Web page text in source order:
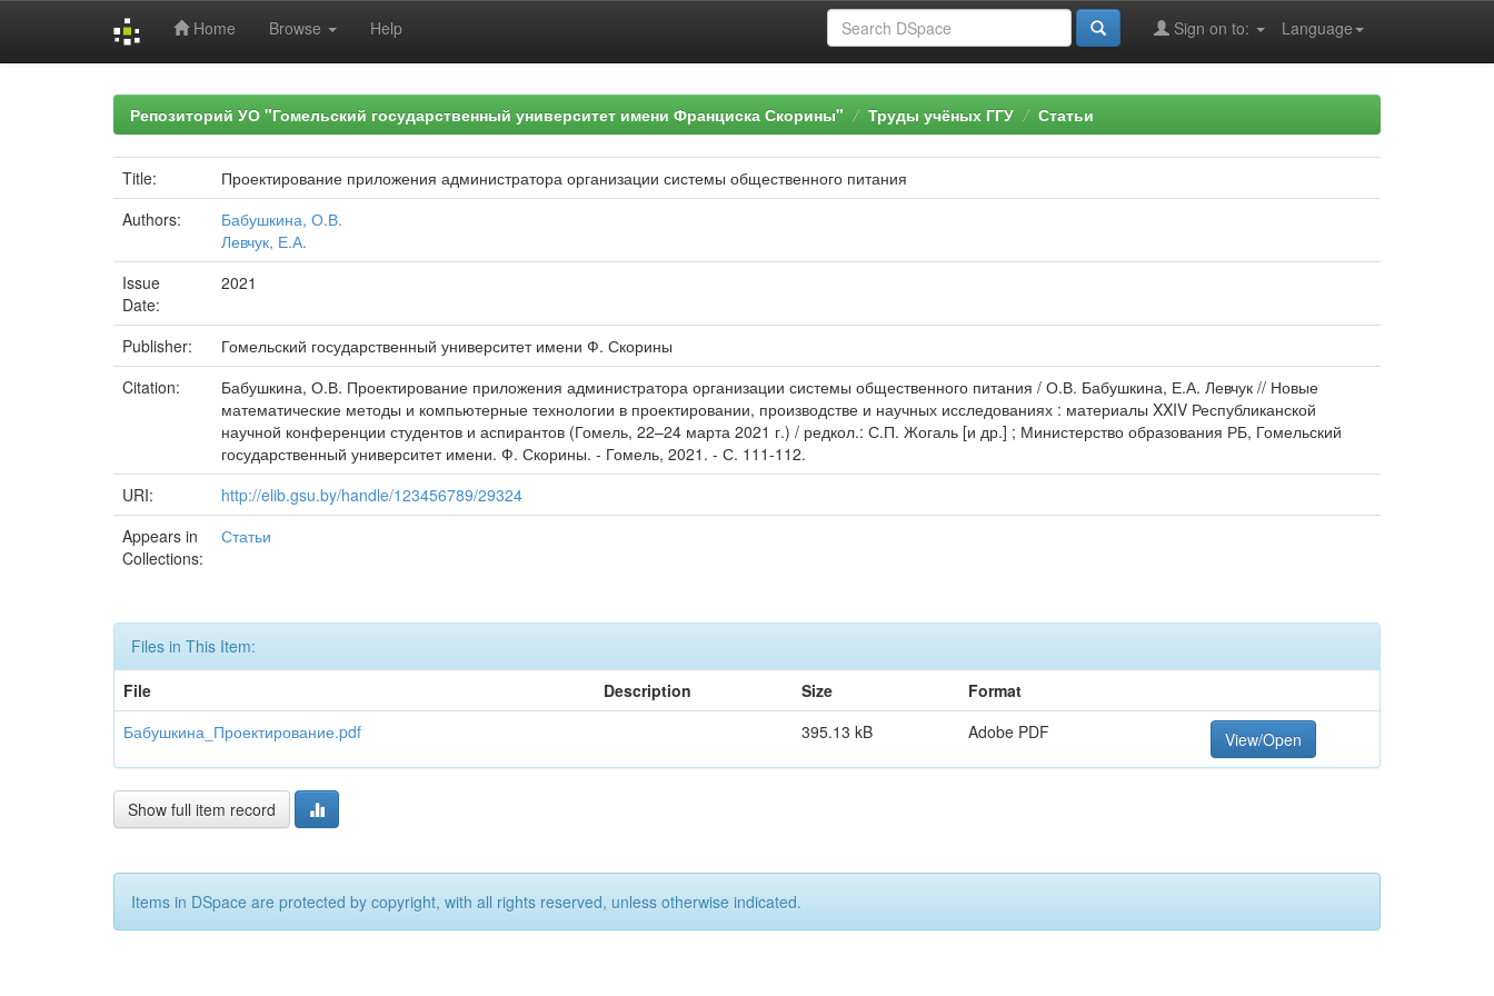
Home Browse Help Language
Sign on to:
Репозиторий УО "Гомельский государственный университет имени Франциска Скорины" Труды учёных ГГУ Статьи
Title:
Проектирование приложения администратора организации системы общественного питания
Authors:
Бабушкина, О.В.
Левчук, Е.А.
Issue
Date:
2021
Publisher:
Гомельский государственный университет имени Ф. Скорины
Citation:
Бабушкина, О.В. Проектирование приложения администратора организации системы общественного питания / О.В. Бабушкина, Е.А. Левчук // Новые
математические методы и компьютерные технологии в проектировании, производстве и научных исследованиях : материалы XXIV Республиканской
научной конференции студентов и аспирантов (Гомель, 22–24 марта 2021 г.) / редкол.: С.П. Жогаль [и др.] ; Министерство образования РБ, Гомельский
государственный университет имени. Ф. Скорины. - Гомель, 2021. - С. 111-112.
URI:
http://elib.gsu.by/handle/123456789/29324
Appears in
Collections:
Статьи
Files in This Item:
File
Description Size
Format
Бабушкина_Проектирование.pdf
395.13 kB Adobe PDF View/Open
Show full item record
Items in DSpace are protected by copyright, with all rights reserved, unless otherwise indicated.